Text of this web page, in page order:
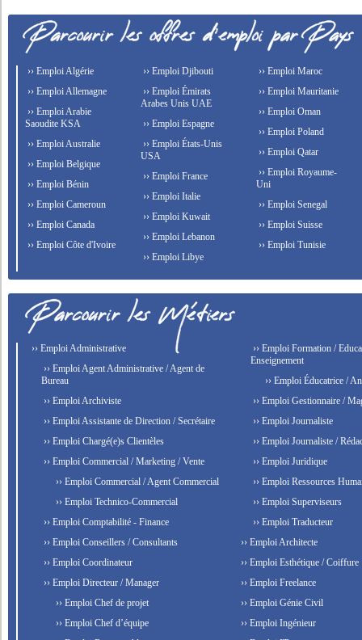
›› Emploi Algérie
›› Emploi Allemagne
›› Emploi Arabie
Saoudite KSA
›› Emploi Australie
›› Emploi Belgique
›› Emploi Bénin
›› Emploi Cameroun
›› Emploi Canada
›› Emploi Côte d'Ivoire
›› Emploi Djibouti
›› Emploi Émirats
Arabes Unis UAE
›› Emploi Espagne
›› Emploi États-Unis
USA
›› Emploi France
›› Emploi Italie
›› Emploi Kuwait
›› Emploi Lebanon
›› Emploi Libye
›› Emploi Maroc
›› Emploi Mauritanie
›› Emploi Oman
›› Emploi Poland
›› Emploi Qatar
›› Emploi Royaume-
Uni
›› Emploi Senegal
›› Emploi Suisse
›› Emploi Tunisie
›› Emploi Administrative
›› Emploi Agent Administrative / Agent de
Bureau
›› Emploi Archiviste
›› Emploi Assistante de Direction / Secrétaire
›› Emploi Chargé(e)s Clientèles
›› Emploi Commercial / Marketing / Vente
›› Emploi Commercial / Agent Commercial
›› Emploi Technico-Commercial
›› Emploi Comptabilité - Finance
›› Emploi Conseillers / Consultants
›› Emploi Coordinateur
›› Emploi Directeur / Manager
›› Emploi Chef de projet
›› Emploi Chef d’équipe
›› Emploi Formation /
Enseignement
›› Emploi Éducatrice /
›› Emploi Gestionnaire /
›› Emploi Journaliste
›› Emploi Journaliste /
›› Emploi Juridique
›› Emploi Ressources
›› Emploi Superviseurs
›› Emploi Traducteur
›› Emploi Architecte
›› Emploi Esthétique / Coiffure
›› Emploi Freelance
›› Emploi Génie Civil
›› Emploi Ingénieur